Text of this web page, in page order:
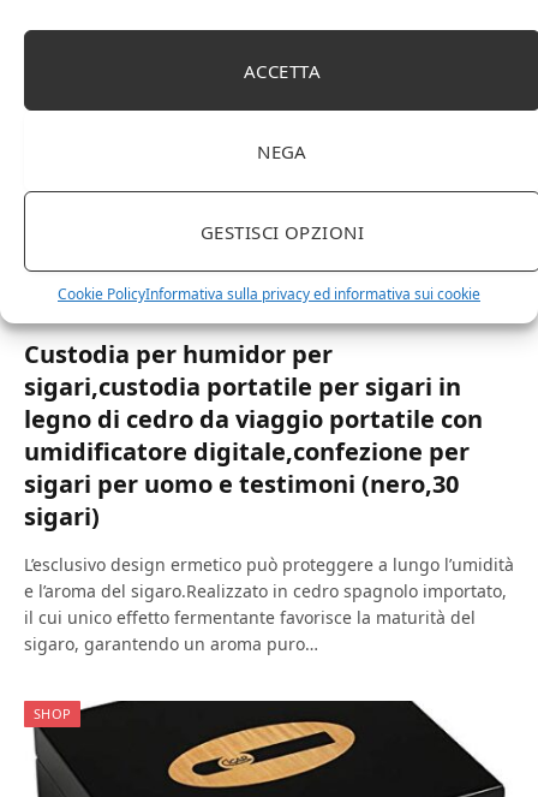
ACCETTA
NEGA
GESTISCI OPZIONI
Cookie PolicyInformativa sulla privacy ed informativa sui cookie
Custodia per humidor per
sigari,custodia portatile per sigari in
legno di cedro da viaggio portatile con
umidificatore digitale,confezione per
sigari per uomo e testimoni (nero,30
sigari)
L’esclusivo design ermetico può proteggere a lungo l’umidità
e l’aroma del sigaro.Realizzato in cedro spagnolo importato,
il cui unico effetto fermentante favorisce la maturità del
sigaro, garantendo un aroma puro…
SHOP